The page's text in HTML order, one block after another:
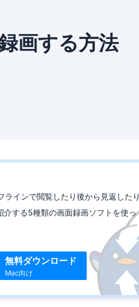
画する方法
インで閲覧したり後から見返したり
介する5種類の画面録画ソフトを使っ
無料ダウンロード
Mac向け